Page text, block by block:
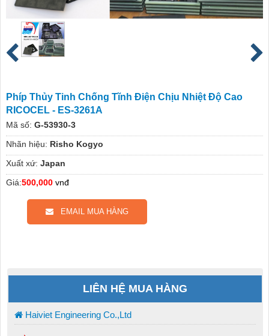
Phíp Thủy Tinh Chống Tĩnh Điện Chịu Nhiệt Độ Cao
RICOCEL - ES-3261A
Mã số: G-53930-3
Nhãn hiệu: Risho Kogyo
Xuất xứ: Japan
Giá:500,000 vnđ
EMAIL MUA HÀNG
LIÊN HỆ MUA HÀNG
Haiviet Engineering Co.,Ltd